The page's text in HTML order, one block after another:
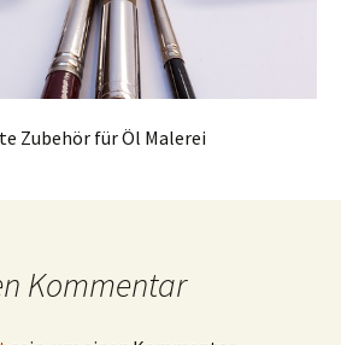
Zubehör für Öl Malerei
Kommentar